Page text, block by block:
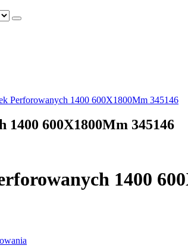
Perforowanych 1400 600X1800Mm 345146
1400 600X1800Mm 345146
1400